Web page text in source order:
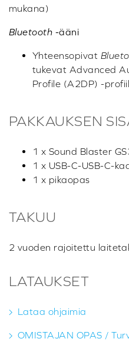
mukana)
Bluetooth -ääni
Yhteensopivat
tukevat Advanced
Profile (A2DP) -
PAKKAUKSEN
1 x Sound Blaster
1 x USB-C-USB-C-
1 x pikaopas
TAKUU
2 vuoden rajoitettu
LATAUKSET
Lataa ohjaimia
OMISTAJAN OPAS /